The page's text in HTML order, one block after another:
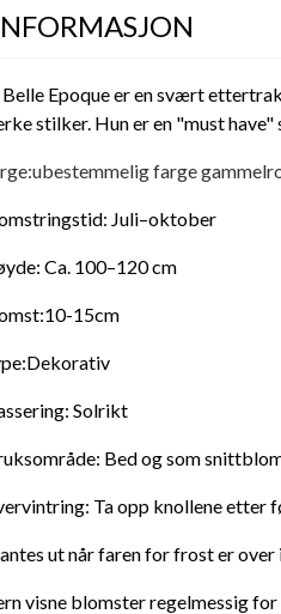
Belle Epoque er en svært
stilker. Hun er en "must
farge
Juli–oktober
Ca. 100–120 cm
15cm
Solrikt
Bed og som
Ta opp knollene
ut når faren for frost er over
visne blomster regelmessig